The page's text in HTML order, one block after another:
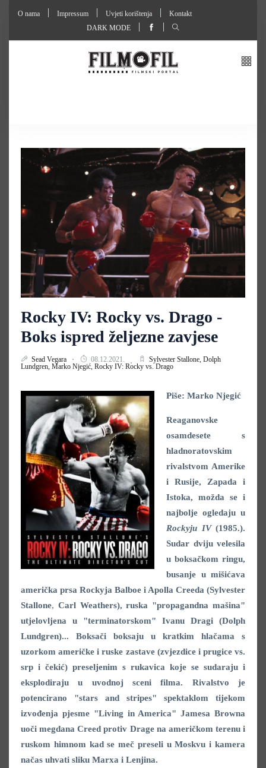
O nama Impressum Uvjeti korištenja
Kontakt
DARK MODE
Rocky IV: Rocky vs. Drago -
Boks ispred željezne zavjese
Sead Vegara 08.12.2021. Sylvester Stallone, Dolph
Lundgren, Marko Njegić, Rocky IV: Rocky vs. Drago
Piše: Marko Njegić
Reaganovske
osamdesete s
hladnoratovskim
rivalstvom Amerike
i Rusije, Zapada i
Istoka, možda se i
najbolje ogledaju u
Rockyju IV(1985.).
Sudar dviju velesila
u boksačkom ringu,
busanje u mišićava
američka prsa Rockyja Balboe i Apolla Creeda (Sylvester
Stallone, Carl Weathers), ruska "propagandna mašina"
utjelovljena u "terminatorskom" Ivanu Dragi (Dolph
Lundgren)... Boksači boksaju u kratkim hlačama s
uzorkom američke i ruske zastave (zvjezdice i prugice vs.
srp i čekić) preseljenim s rukavica koje se sudaraju i
eksplodiraju u uvodnoj sceni filma. Rivalstvo je
potencirano "stars and stripes" spektaklom tijekom
izvođenja pjesme "Living in America" Jamesa Browna
uoči megdana Creed protiv Drage na američkom terenu i
ruskom himnom kad se meč preseli u Moskvu i kamera
načas uhvati sliku Marxa i Lenjina.